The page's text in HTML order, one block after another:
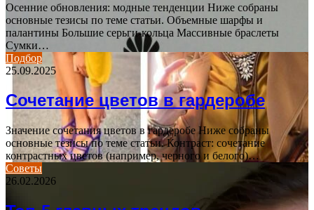
Осенние обновления: модные тенденции Ниже собраны
основные тезисы по теме статьи. Объемные шарфы и
палантины Большие серьги-кольца Массивные браслеты
Сумки…
Подбор
25.09.2025
Сочетание цветов в гардеробе
Значение сочетания цветов в гардеробе Ниже собраны
основные тезисы по теме статьи. Контраст: сочетание
контрастных цветов (например, черного и белого)…
Советы
26.02.2026